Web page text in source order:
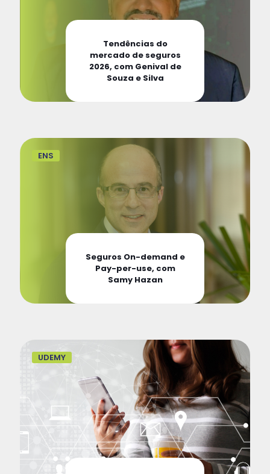
Tendências do
mercado de seguros
2026, com Genival de
Souza e Silva
ENS
Seguros On-demand e
Pay-per-use, com
Samy Hazan
UDEMY